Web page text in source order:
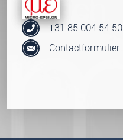
+31 85 004 54 50
Contactformulier